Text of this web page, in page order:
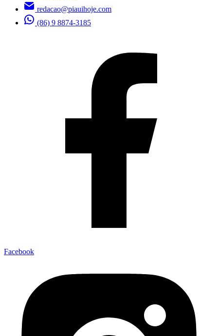
redacao@piauihoje.com
(86) 9 8874-3185
Facebook